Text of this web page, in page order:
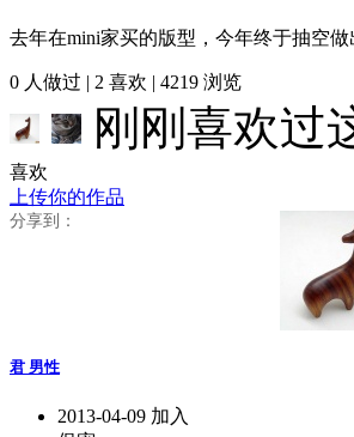
去年在mini家买的版型，今年终于抽空
0 人做过 | 2 喜欢 | 4219 浏览
刚刚喜欢过
喜欢
上传你的作品
分享到：
君 男性
2013-04-09 加入